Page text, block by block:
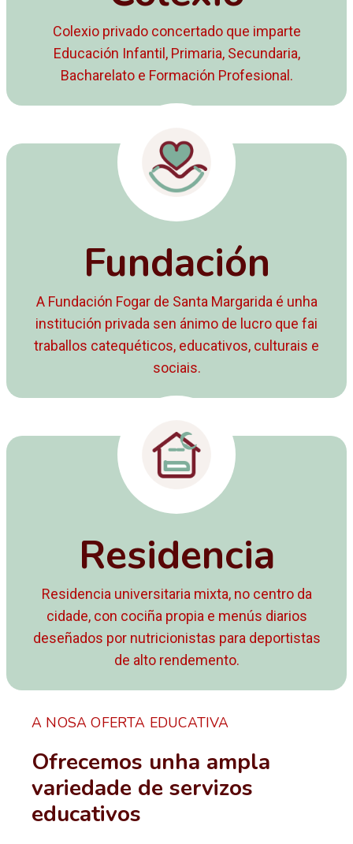
Colexio privado concertado que imparte
Educación Infantil, Primaria, Secundaria,
Bacharelato e Formación Profesional.
Fundación
A Fundación Fogar de Santa Margarida é unha
institución privada sen ánimo de lucro que fai
traballos catequéticos, educativos, culturais e
sociais.
Residencia
Residencia universitaria mixta, no centro da
cidade, con cociña propia e menús diarios
deseñados por nutricionistas para deportistas
de alto rendemento.
A NOSA OFERTA EDUCATIVA
Ofrecemos unha ampla
variedade de servizos
educativos